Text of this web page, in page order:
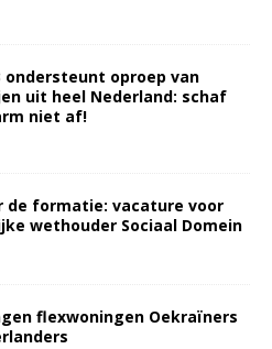
ondersteunt oproep van
uit heel Nederland: schaf
niet af!
de formatie: vacature voor
wethouder Sociaal Domein
flexwoningen Oekraïners